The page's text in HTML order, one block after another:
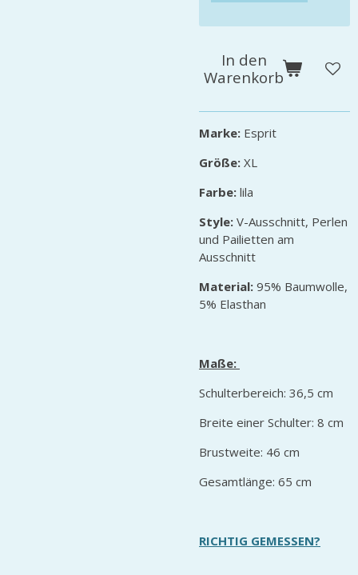
In den
Warenkorb
Marke: Esprit
Größe: XL
Farbe: lila
Style: V-Ausschnitt, Perlen
und Pailietten am
Ausschnitt
Material: 95% Baumwolle,
5% Elasthan
Maße:
Schulterbereich: 36,5 cm
Breite einer Schulter: 8 cm
Brustweite: 46 cm
Gesamtlänge: 65 cm
RICHTIG GEMESSEN?